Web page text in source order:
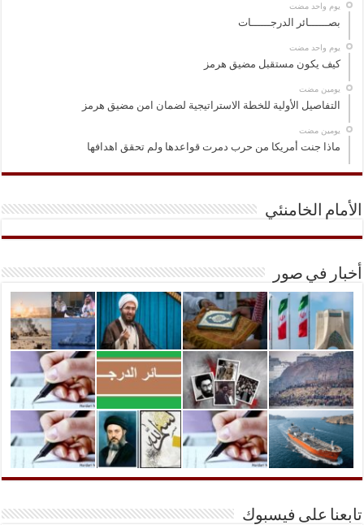
‏يوم واحد مضت
بصــــــائر الدرجــــــات
‏يوم واحد مضت
كيف يكون مستقبل مضيق هرمز
‏يومين مضت
التفاصيل الأولية للخطة الاستراتيجية لضمان امن مضيق هرمز
‏يومين مضت
ماذا جنت أمريكا من حرب دمرت قواعدها ولم تحقق اهدافها
الأمام الخامنئي
أخبار في صور
تابعنا على فيسبوك